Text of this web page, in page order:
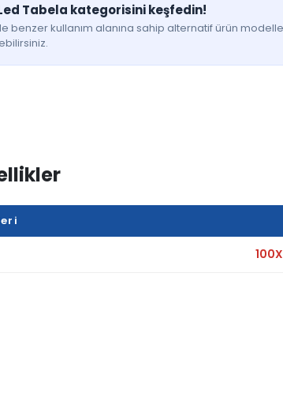
Tabela kategorisini keşfedin!
benzer kullanım alanına sahip alternatif ürün